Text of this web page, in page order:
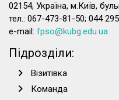
02154, Україна, м.Київ,
тел.: 067-473-81-50; 044
e-mail: fpso@kubg.edu.ua
Підрозділи:
Візитівка
Команда